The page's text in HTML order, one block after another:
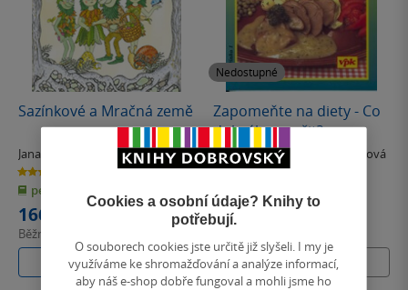
Sazínkové a Mračná země
Jana Uhlířová
Martina
Macháčová
5.0
z
5
hvězdiček
pevná vazba
166 Kč
Běžně
Do košíku
Nedostupné
Zapomeňte na diety - Co
dobrého uvařit?
Václav Větvička Jana Větvičková
0.0
hvězdiček
Nedostupné
Cookies a osobní údaje? Knihy to
potřebují.
O souborech cookies jste určitě již slyšeli. I my je
využíváme ke shromažďování a analýze informací,
aby náš e-shop dobře fungoval a mohli jsme ho